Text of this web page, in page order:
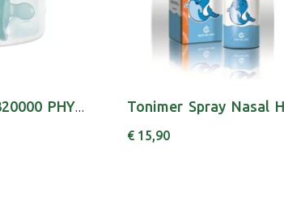
CH.CHU73033320000 PHYS LUXE AZCZ6-16MX2,
€ 15,90